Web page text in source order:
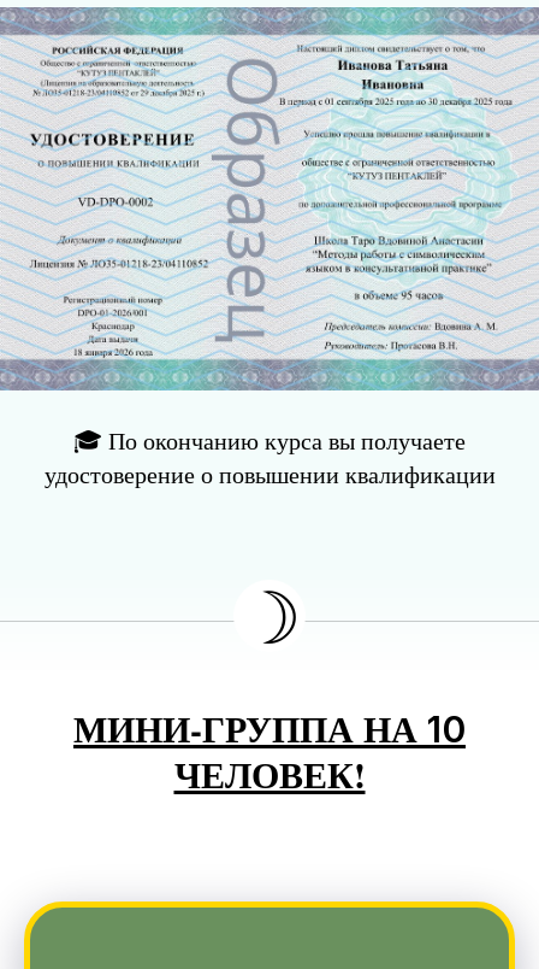
🎓 По окончанию курса вы получаете
удостоверение о повышении квалификации
☽
МИНИ-ГРУППА НА 10
ЧЕЛОВЕК!